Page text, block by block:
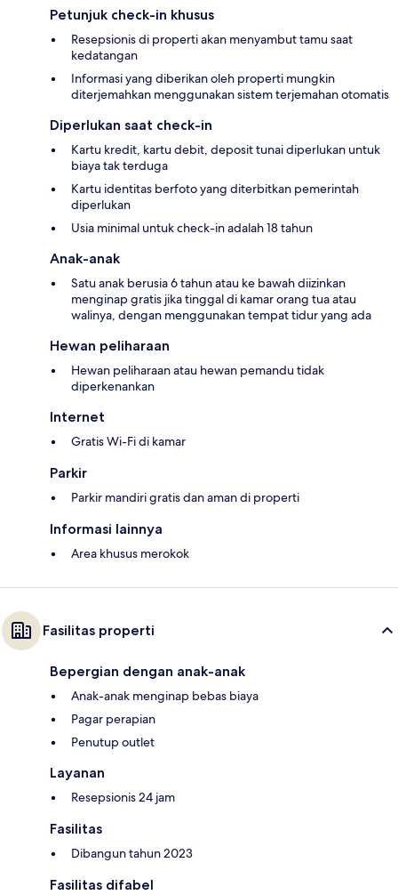
Petunjuk check-in khusus
Resepsionis di properti akan menyambut tamu saat
kedatangan
Informasi yang diberikan oleh properti mungkin
diterjemahkan menggunakan sistem terjemahan otomatis
Diperlukan saat check-in
Kartu kredit, kartu debit, deposit tunai diperlukan untuk
biaya tak terduga
Kartu identitas berfoto yang diterbitkan pemerintah
diperlukan
Usia minimal untuk check-in adalah 18 tahun
Anak-anak
Satu anak berusia 6 tahun atau ke bawah diizinkan
menginap gratis jika tinggal di kamar orang tua atau
walinya, dengan menggunakan tempat tidur yang ada
Hewan peliharaan
Hewan peliharaan atau hewan pemandu tidak
diperkenankan
Internet
Gratis Wi-Fi di kamar
Parkir
Parkir mandiri gratis dan aman di properti
Informasi lainnya
Area khusus merokok
Fasilitas properti
Bepergian dengan anak-anak
Anak-anak menginap bebas biaya
Pagar perapian
Penutup outlet
Layanan
Resepsionis 24 jam
Fasilitas
Dibangun tahun 2023
Fasilitas difabel